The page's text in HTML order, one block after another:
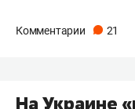
Комментарии 21
На Украине